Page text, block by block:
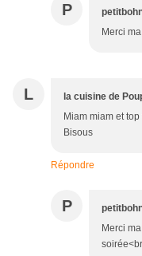
P
Merci
L la cuisine de
Miam miam et
Bisous
Répondre
P
Merci